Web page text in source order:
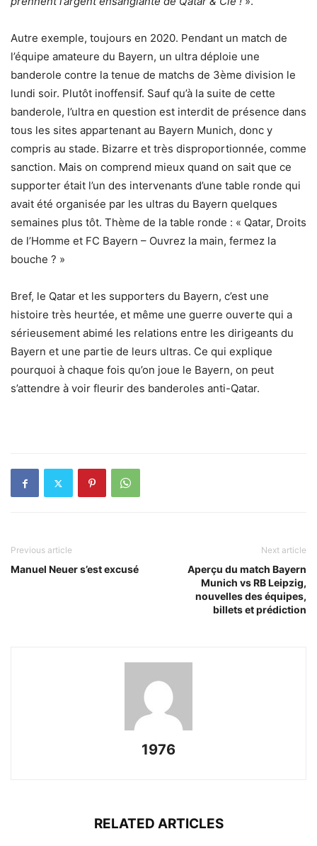
Autre exemple, toujours en 2020. Pendant un match de
l’équipe amateure du Bayern, un ultra déploie une
banderole contre la tenue de matchs de 3ème division le
lundi soir. Plutôt inoffensif. Sauf qu’à la suite de cette
banderole, l’ultra en question est interdit de présence dans
tous les sites appartenant au Bayern Munich, donc y
compris au stade. Bizarre et très disproportionnée, comme
sanction. Mais on comprend mieux quand on sait que ce
supporter était l’un des intervenants d’une table ronde qui
avait été organisée par les ultras du Bayern quelques
semaines plus tôt. Thème de la table ronde : « Qatar, Droits
de l’Homme et FC Bayern – Ouvrez la main, fermez la
bouche ? »
Bref, le Qatar et les supporters du Bayern, c’est une
histoire très heurtée, et même une guerre ouverte qui a
sérieusement abimé les relations entre les dirigeants du
Bayern et une partie de leurs ultras. Ce qui explique
pourquoi à chaque fois qu’on joue le Bayern, on peut
s’attendre à voir fleurir des banderoles anti-Qatar.
Previous article
Manuel Neuer s’est excusé
Next article
Aperçu du match Bayern
Munich vs RB Leipzig,
nouvelles des équipes,
billets et prédiction
1976
RELATED ARTICLES